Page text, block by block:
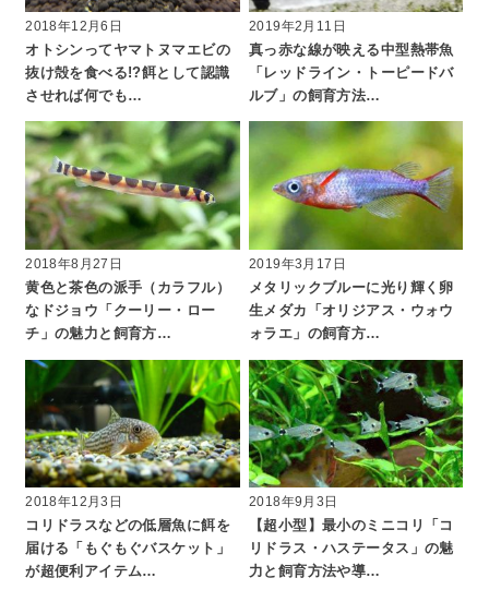
2018年12月6日
オトシンってヤマトヌマエビの
抜け殻を食べる!?餌として認識
させれば何でも…
2019年2月11日
真っ赤な線が映える中型熱帯魚
「レッドライン・トーピードバ
ルブ」の飼育方法…
2018年8月27日
黄色と茶色の派手（カラフル）
なドジョウ「クーリー・ロー
チ」の魅力と飼育方…
2019年3月17日
メタリックブルーに光り輝く卵
生メダカ「オリジアス・ウォウ
ォラエ」の飼育方…
2018年12月3日
コリドラスなどの低層魚に餌を
届ける「もぐもぐバスケット」
が超便利アイテム…
2018年9月3日
【超小型】最小のミニコリ「コ
リドラス・ハステータス」の魅
力と飼育方法や導…